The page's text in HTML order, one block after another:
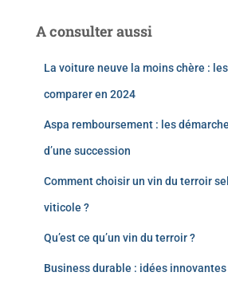
A consulter aussi
La voiture neuve la moins chère :
comparer en 2024
Aspa remboursement : les
d’une succession
Comment choisir un vin du terroir
viticole ?
Qu’est ce qu’un vin du terroir ?
Business durable : idées